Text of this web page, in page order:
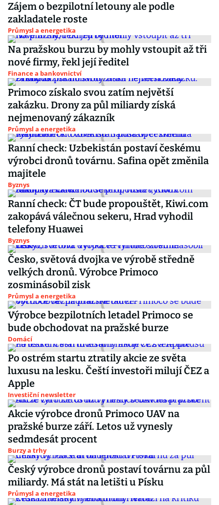
Zájem o bezpilotní letouny ale podle
zakladatele roste
Průmysl a energetika
Na pražskou burzu by mohly vstoupit až tři
nové firmy, řekl její ředitel
Finance a bankovnictví
Primoco získalo svou zatím největší
zakázku. Drony za půl miliardy získá
nejmenovaný zákazník
Průmysl a energetika
Ranní check: Uzbekistán postaví českému
výrobci dronů továrnu. Safina opět změnila
majitele
Byznys
Ranní check: ČT bude propouštět, Kiwi.com
zakopává válečnou sekeru, Hrad vyhodil
telefony Huawei
Byznys
Česko, světová dvojka ve výrobě středně
velkých dronů. Výrobce Primoco
zosminásobil zisk
Průmysl a energetika
Výrobce bezpilotních letadel Primoco se
bude obchodovat na pražské burze
Domácí
Po ostrém startu ztratily akcie ze světa
luxusu na lesku. Čeští investoři milují ČEZ a
Apple
Investiční newsletter
Akcie výrobce dronů Primoco UAV na
pražské burze září. Letos už vynesly
sedmdesát procent
Burzy a trhy
Český výrobce dronů postaví továrnu za půl
miliardy. Má stát na letišti u Písku
Průmysl a energetika